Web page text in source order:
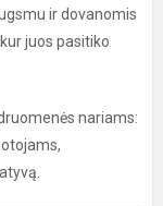
ir dovanomis
juos pasitiko
nariams: